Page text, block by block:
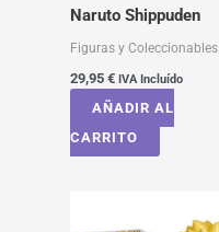
Naruto Shippuden
Figuras y Coleccionables
29,95 € IVA Incluído
AÑADIR AL
CARRITO